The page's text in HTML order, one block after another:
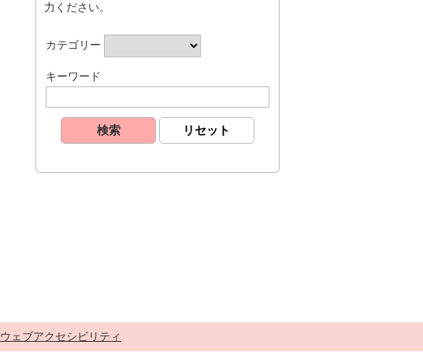
力ください。
カテゴリー
キーワード
ウェブアクセシビリティ